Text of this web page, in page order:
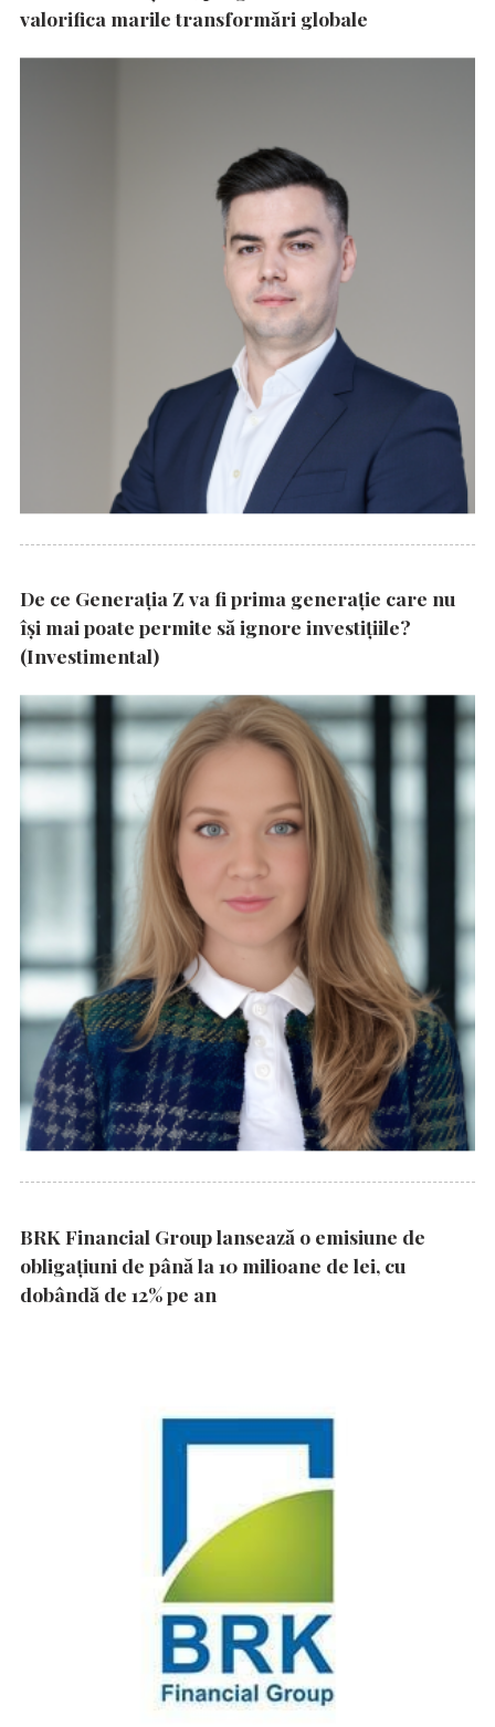
valorifica marile transformări globale
De ce Generația Z va fi prima generație care nu
își mai poate permite să ignore investițiile?
(Investimental)
BRK Financial Group lansează o emisiune de
obligațiuni de până la 10 milioane de lei, cu
dobândă de 12% pe an